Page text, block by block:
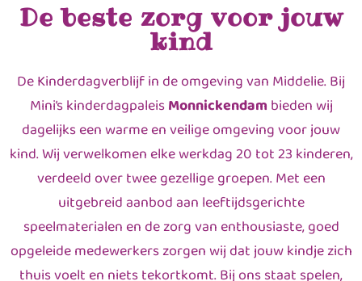
De beste zorg voor jouw
kind
De Kinderdagverblijf in de omgeving van Middelie. Bij
Mini’s kinderdagpaleisMonnickendam bieden wij
dagelijks een warme en veilige omgeving voor jouw
kind. Wij verwelkomen elke werkdag 20 tot 23 kinderen,
verdeeld over twee gezellige groepen. Met een
uitgebreid aanbod aan leeftijdsgerichte
speelmaterialen en de zorg van enthousiaste, goed
opgeleide medewerkers zorgen wij dat jouw kindje zich
thuis voelt en niets tekortkomt. Bij ons staat spelen,